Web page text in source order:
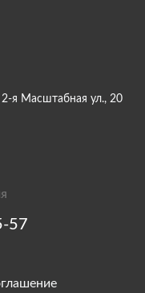
2-я Масштабная ул., 20
57